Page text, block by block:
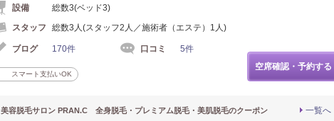
設備
総数3(ベッド3)
スタッフ
総数3人(スタッフ2人／施術者（エステ）1人)
ブログ 170件 口コミ 5件
スマート支払いOK
空席確認・予約する
一覧へ
美容脱毛サロン PRAN.C 全身脱毛・プレミアム脱毛・美肌脱毛のクーポン